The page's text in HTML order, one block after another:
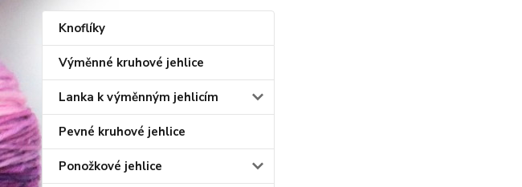
Knoflíky
Výměnné kruhové jehlice
Lanka k výměnným jehlicím
Pevné kruhové jehlice
Ponožkové jehlice